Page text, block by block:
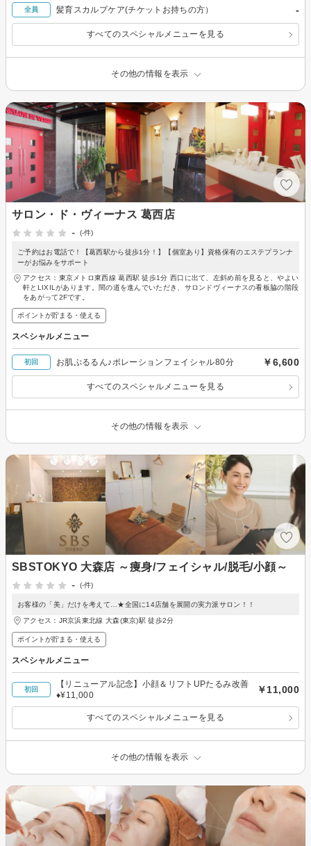
全員 髪育スカルプケア(チケットお持ちの方） -
すべてのスペシャルメニューを見る
その他の情報を表示
サロン・ド・ヴィーナス 葛西店
-
(-件)
ご予約はお電話で！【葛西駅から徒歩1分！】【個室あり】資格保有のエステプランナ
ーがお悩みをサポート
アクセス：東京メトロ東西線 葛西駅 徒歩1分 西口に出て、左斜め前を見ると、やよい
軒とLIXILがあります。間の道を進んでいただき、サロンドヴィーナスの看板脇の階段
をあがって2Fです。
ポイントが貯まる・使える
スペシャルメニュー
初回 お肌ぷるるん♪ポレーションフェイシャル80分 ￥6,600
すべてのスペシャルメニューを見る
その他の情報を表示
SBSTOKYO 大森店 ～痩身/フェイシャル/脱毛/小顔～
-
(-件)
お客様の「美」だけを考えて…★全国に14店舗を展開の実力派サロン！！
アクセス：JR京浜東北線 大森(東京)駅 徒歩2分
ポイントが貯まる・使える
スペシャルメニュー
初回
【リニューアル記念】小顔＆リフトUPたるみ改善
♦¥11,000
￥11,000
すべてのスペシャルメニューを見る
その他の情報を表示